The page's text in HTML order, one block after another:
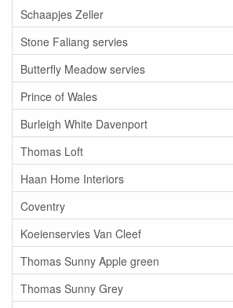
Schaapjes Zeller
Stone Faliang servies
Butterfly Meadow servies
Prince of Wales
Burleigh White Davenport
Thomas Loft
Haan Home Interiors
Coventry
Koeienservies Van Cleef
Thomas Sunny Apple green
Thomas Sunny Grey